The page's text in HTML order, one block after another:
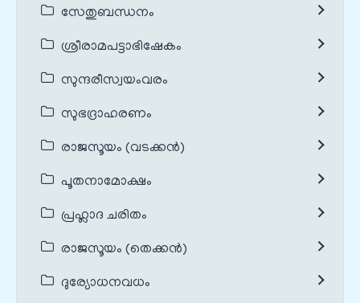
സേതുബന്ധനം
ശ്രീരാമപട്ടാഭിഷേകം
സുന്ദരീസ്വയംവരം
സുഭദ്രാഹരണം
രാജസൂയം (വടക്കൻ)
പൂതനാമോക്ഷം
പ്രഹ്ലാദ ചരിതം
രാജസൂയം (തെക്കൻ)
ദുര്യോധനവധം